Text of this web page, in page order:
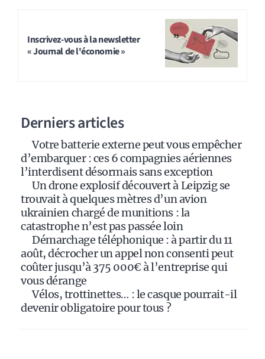
Inscrivez-vous à la newsletter
« Journal de l'économie »
Derniers articles
Votre batterie externe peut vous empêcher
d’embarquer : ces 6 compagnies aériennes
l’interdisent désormais sans exception
Un drone explosif découvert à Leipzig se
trouvait à quelques mètres d’un avion
ukrainien chargé de munitions : la
catastrophe n’est pas passée loin
Démarchage téléphonique : à partir du 11
août, décrocher un appel non consenti peut
coûter jusqu’à 375 000€ à l’entreprise qui
vous dérange
Vélos, trottinettes… : le casque pourrait-il
devenir obligatoire pour tous ?